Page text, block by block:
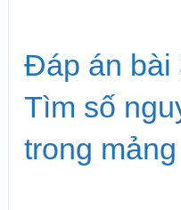
Đáp án bài
Tìm số
trong